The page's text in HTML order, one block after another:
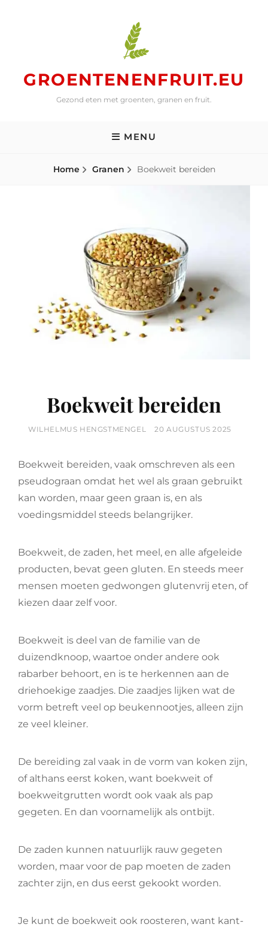
GROENTENENFRUIT.EU
Gezond eten met groenten, granen en fruit.
MENU
Home Granen Boekweit bereiden
Boekweit bereiden
BY
WILHELMUS HENGSTMENGEL
POSTED
20 AUGUSTUS 2025
Boekweit bereiden, vaak omschreven als een
pseudograan omdat het wel als graan gebruikt
kan worden, maar geen graan is, en als
voedingsmiddel steeds belangrijker.
Boekweit, de zaden, het meel, en alle afgeleide
producten, bevat geen gluten. En steeds meer
mensen moeten gedwongen glutenvrij eten, of
kiezen daar zelf voor.
Boekweit is deel van de familie van de
duizendknoop, waartoe onder andere ook
rabarber behoort, en is te herkennen aan de
driehoekige zaadjes. Die zaadjes lijken wat de
vorm betreft veel op beukennootjes, alleen zijn
ze veel kleiner.
De bereiding zal vaak in de vorm van koken zijn,
of althans eerst koken, want boekweit of
boekweitgrutten wordt ook vaak als pap
gegeten. En dan voornamelijk als ontbijt.
De zaden kunnen natuurlijk rauw gegeten
worden, maar voor de pap moeten de zaden
zachter zijn, en dus eerst gekookt worden.
Je kunt de boekweit ook roosteren, want kant-